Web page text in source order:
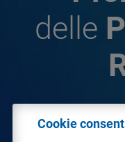
delle
© 2026 - IPPR
Cookie consent